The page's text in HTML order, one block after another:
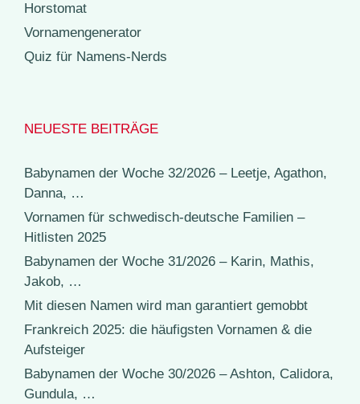
Horstomat
Vornamengenerator
Quiz für Namens-Nerds
NEUESTE BEITRÄGE
Babynamen der Woche 32/2026 – Leetje, Agathon,
Danna, …
Vornamen für schwedisch-deutsche Familien –
Hitlisten 2025
Babynamen der Woche 31/2026 – Karin, Mathis,
Jakob, …
Mit diesen Namen wird man garantiert gemobbt
Frankreich 2025: die häufigsten Vornamen & die
Aufsteiger
Babynamen der Woche 30/2026 – Ashton, Calidora,
Gundula, …